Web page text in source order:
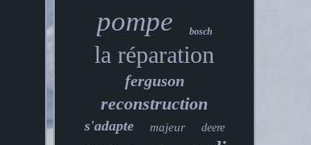
pompe bosch
la réparation
ferguson
reconstruction
s'adapte majeur deere